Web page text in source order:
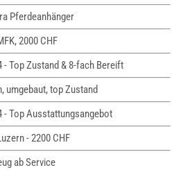
Pferdeanhänger
2000 CHF
- Top Zustand & 8-fach Bereift
umgebaut, top Zustand
- Top Ausstattungsangebot
- 2200 CHF
ab Service